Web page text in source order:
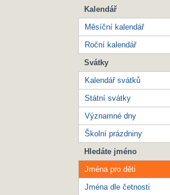
Kalendář
Měsíční kalendář
Roční kalendář
Svátky
Kalendář svátků
Státní svátky
Významné dny
Školní prázdniny
Hledáte jméno
Jména pro děti
Jména dle četnosti